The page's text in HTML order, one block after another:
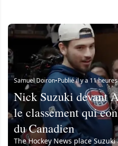
Samuel Doiron•Publié il y a 11 heures
Nick Suzuki devant
le classement qui
du Canadien
The Hockey News place